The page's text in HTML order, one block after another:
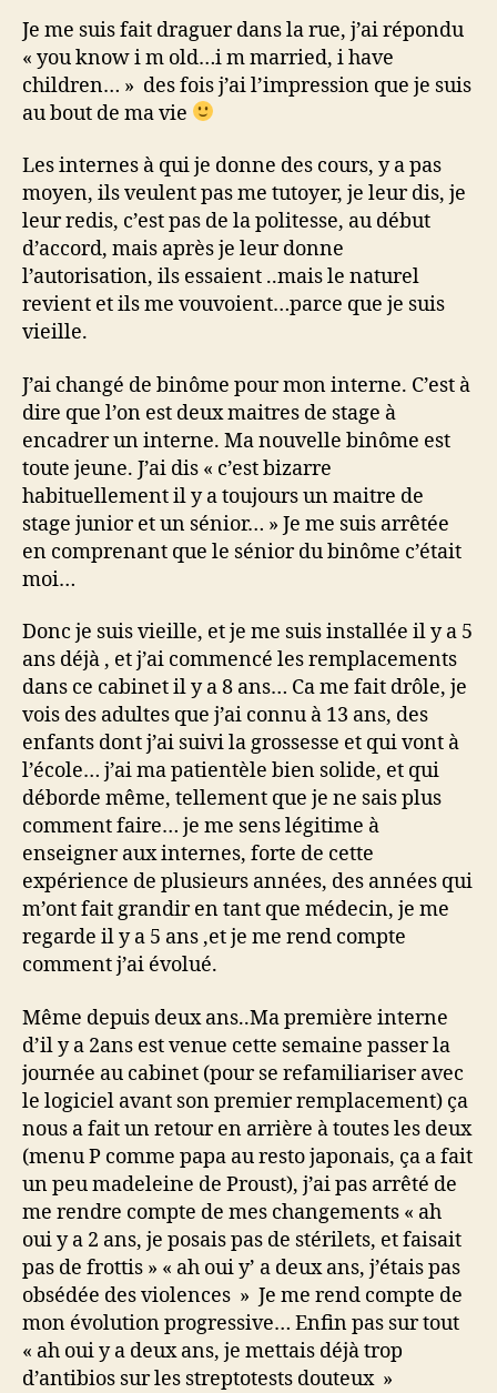
Je me suis fait draguer dans la rue, j’ai répondu
« you know i m old…i m married, i have
children… » des fois j’ai l’impression que je suis
au bout de ma vie
Les internes à qui je donne des cours, y a pas
moyen, ils veulent pas me tutoyer, je leur dis, je
leur redis, c’est pas de la politesse, au début
d’accord, mais après je leur donne
l’autorisation, ils essaient ..mais le naturel
revient et ils me vouvoient…parce que je suis
vieille.
J’ai changé de binôme pour mon interne. C’est à
dire que l’on est deux maitres de stage à
encadrer un interne. Ma nouvelle binôme est
toute jeune. J’ai dis « c’est bizarre
habituellement il y a toujours un maitre de
stage junior et un sénior… » Je me suis arrêtée
en comprenant que le sénior du binôme c’était
moi…
Donc je suis vieille, et je me suis installée il y a 5
ans déjà , et j’ai commencé les remplacements
dans ce cabinet il y a 8 ans… Ca me fait drôle, je
vois des adultes que j’ai connu à 13 ans, des
enfants dont j’ai suivi la grossesse et qui vont à
l’école… j’ai ma patientèle bien solide, et qui
déborde même, tellement que je ne sais plus
comment faire… je me sens légitime à
enseigner aux internes, forte de cette
expérience de plusieurs années, des années qui
m’ont fait grandir en tant que médecin, je me
regarde il y a 5 ans ,et je me rend compte
comment j’ai évolué.
Même depuis deux ans..Ma première interne
d’il y a 2ans est venue cette semaine passer la
journée au cabinet (pour se refamiliariser avec
le logiciel avant son premier remplacement) ça
nous a fait un retour en arrière à toutes les deux
(menu P comme papa au resto japonais, ça a fait
un peu madeleine de Proust), j’ai pas arrêté de
me rendre compte de mes changements « ah
oui y a 2 ans, je posais pas de stérilets, et faisait
pas de frottis » « ah oui y’ a deux ans, j’étais pas
obsédée des violences » Je me rend compte de
mon évolution progressive… Enfin pas sur tout
« ah oui y a deux ans, je mettais déjà trop
d’antibios sur les streptotests douteux »